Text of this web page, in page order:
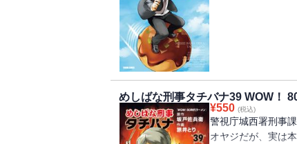
理主義から卒業す
めしばな刑事タチバナ39 WOW！
¥550 (税込)
警視庁城西署刑事
オヤジだが、実は